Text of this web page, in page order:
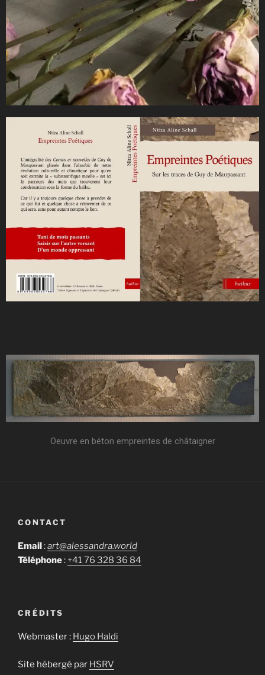
Oeuvre en béton empreintes de châtaigner
CONTACT
Email :art@alessandra.world
Téléphone: +41 76 328 36 84
CRÉDITS
Webmaster : Hugo Haldi
Site hébergé par HSRV